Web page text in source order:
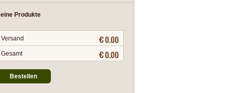
Produkte
Versand € 0.00
Gesamt € 0.00
Bestellen